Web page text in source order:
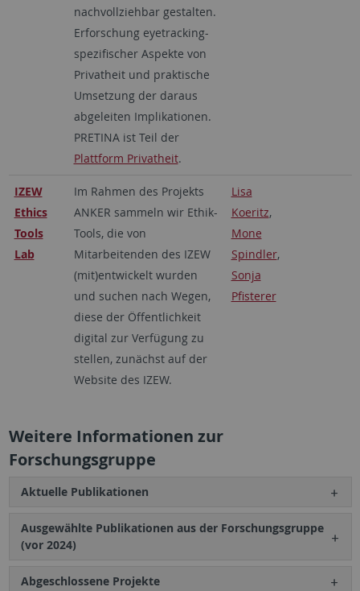
nachvollziehbar gestalten.
Erforschung eyetracking-
spezifischer Aspekte von
Privatheit und praktische
Umsetzung der daraus
abgeleiten Implikationen.
PRETINA ist Teil der
Plattform Privatheit.
IZEW
Ethics
Tools
Lab
Im Rahmen des Projekts
ANKER sammeln wir Ethik-
Tools, die von
Mitarbeitenden des IZEW
(mit)entwickelt wurden
und suchen nach Wegen,
diese der Öffentlichkeit
digital zur Verfügung zu
stellen, zunächst auf der
Website des IZEW.
Lisa
Koeritz,
Mone
Spindler,
Sonja
Pfisterer
Weitere Informationen zur
Forschungsgruppe
Aktuelle Publikationen
Ausgewählte Publikationen aus der Forschungsgruppe
(vor 2024)
Abgeschlossene Projekte